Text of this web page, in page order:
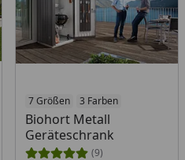
7 Größen 3 Farben
Biohort Metall
Geräteschrank
(9)